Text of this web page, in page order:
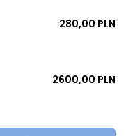
280,00 PLN
2600,00 PLN